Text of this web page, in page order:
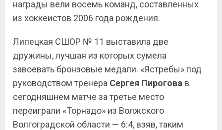
награды вели восемь команд, составленных
из хоккеистов 2006 года рождения.
Липецкая СШОР № 11 выставила две
дружины, лучшая из которых сумела
завоевать бронзовые медали. «Ястребы» под
руководством тренера Сергея Пирогова в
сегодняшнем матче за третье место
переиграли «Торнадо» из Волжского
Волгоградской области — 6:4, взяв, таким